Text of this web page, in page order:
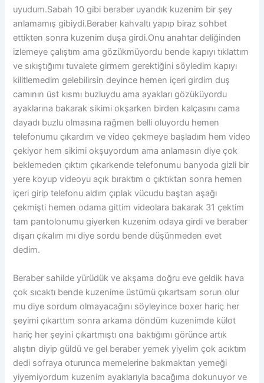
uyudum.Sabah 10 gibi beraber uyandık kuzenim bir şey
anlamamış gibiydi.Beraber kahvaltı yapıp biraz sohbet
ettikten sonra kuzenim duşa girdi.Onu anahtar deliğinden
izlemeye çalıştım ama gözükmüyordu bende kapıyı tıklattım
ve sıkıştığımı tuvalete girmem gerektiğini söyledim kapıyı
kilitlemedim gelebilirsin deyince hemen içeri girdim duş
camının üst kısmı buzluydu ama ayakları gözüküyordu
ayaklarına bakarak sikimi okşarken birden kalçasını cama
dayadı buzlu olmasına rağmen belli oluyordu hemen
telefonumu çıkardım ve video çekmeye başladım hem video
çekiyor hem sikimi okşuyordum ama anlamasın diye çok
beklemeden çıktım çıkarkende telefonumu banyoda gizli bir
yere koyup videoyu açık bıraktım o çıktıktan sonra hemen
içeri girip telefonu aldım çıplak vücudu baştan aşağı
çekmişti hemen odama gittim videolara bakarak 31 çektim
tam pantolonumu giyerken kuzenim odaya girdi ve beraber
dışarı çıkalım mı diye sordu bende düşünmeden evet
dedim.
Beraber sahilde yürüdük ve akşama doğru eve geldik hava
çok sıcaktı bende kuzenime üstümü çıkartsam sorun olur
mu diye sordum olmayacağını söyleyince boxer hariç her
şeyimi çıkarttım sonra arkama döndüm kuzenimde külot
hariç her şeyini çıkartmıştı ona baktığımı görünce artık
alıştın diyip güldü ve gel beraber yemek yiyelim çok acıktım
dedi sofraya oturunca memelerine bakmaktan yemeği
yiyemiyordum kuzenim ayaklarıyla bacağıma dokunuyor ve